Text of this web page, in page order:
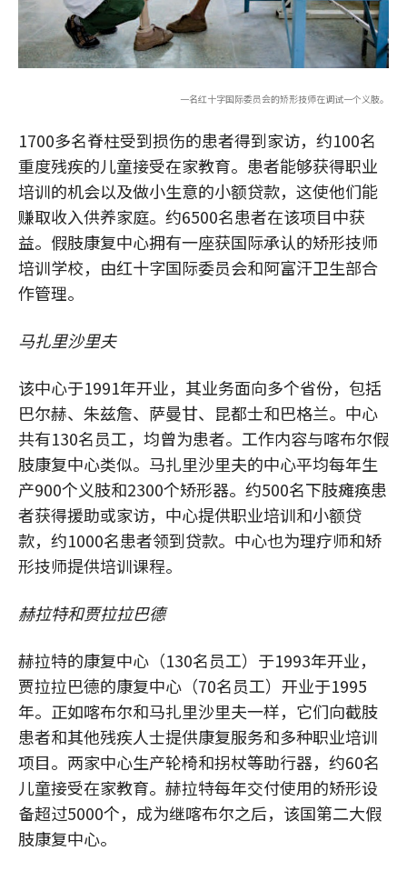
一名红十字国际委员会的矫形技师在调试一个义肢。
1700多名脊柱受到损伤的患者得到家访，约100名
重度残疾的儿童接受在家教育。患者能够获得职业
培训的机会以及做小生意的小额贷款，这使他们能
赚取收入供养家庭。约6500名患者在该项目中获
益。假肢康复中心拥有一座获国际承认的矫形技师
培训学校，由红十字国际委员会和阿富汗卫生部合
作管理。
马扎里沙里夫
该中心于1991年开业，其业务面向多个省份，包括
巴尔赫、朱兹詹、萨曼甘、昆都士和巴格兰。中心
共有130名员工，均曾为患者。工作内容与喀布尔假
肢康复中心类似。马扎里沙里夫的中心平均每年生
产900个义肢和2300个矫形器。约500名下肢瘫痪患
者获得援助或家访，中心提供职业培训和小额贷
款，约1000名患者领到贷款。中心也为理疗师和矫
形技师提供培训课程。
赫拉特和贾拉拉巴德
赫拉特的康复中心（130名员工）于1993年开业，
贾拉拉巴德的康复中心（70名员工）开业于1995
年。正如喀布尔和马扎里沙里夫一样，它们向截肢
患者和其他残疾人士提供康复服务和多种职业培训
项目。两家中心生产轮椅和拐杖等助行器，约60名
儿童接受在家教育。赫拉特每年交付使用的矫形设
备超过5000个，成为继喀布尔之后，该国第二大假
肢康复中心。